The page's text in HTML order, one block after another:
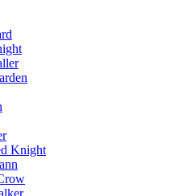
Knight